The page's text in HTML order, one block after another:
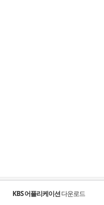
KBS 어플리케이션다운로드